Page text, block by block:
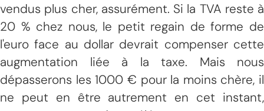
vendus plus cher, assurément. Si la TVA reste à
20 % chez nous, le petit regain de forme de
l'euro face au dollar devrait compenser cette
augmentation liée à la taxe. Mais nous
dépasserons les 1000 € pour la moins chère, il
ne peut en être autrement en cet instant,